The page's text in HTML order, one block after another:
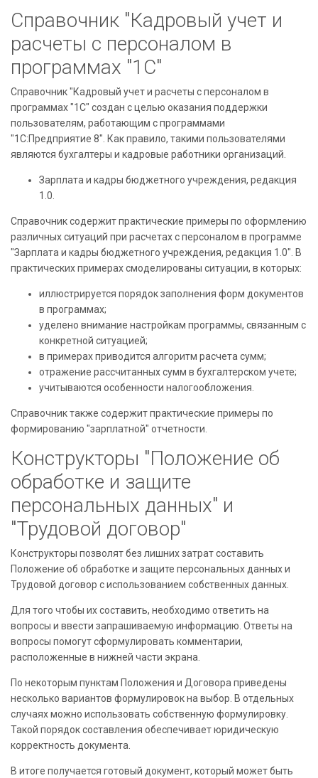
Справочник "Кадровый учет и
расчеты с персоналом в
программах "1С"
Справочник "Кадровый учет и расчеты с персоналом в
программах "1С" создан с целью оказания поддержки
пользователям, работающим с программами
"1С:Предприятие 8". Как правило, такими пользователями
являются бухгалтеры и кадровые работники организаций.
Зарплата и кадры бюджетного учреждения, редакция
1.0.
Справочник содержит практические примеры по оформлению
различных ситуаций при расчетах с персоналом в программе
"Зарплата и кадры бюджетного учреждения, редакция 1.0". В
практических примерах смоделированы ситуации, в которых:
иллюстрируется порядок заполнения форм документов
в программах;
уделено внимание настройкам программы, связанным с
конкретной ситуацией;
в примерах приводится алгоритм расчета сумм;
отражение рассчитанных сумм в бухгалтерском учете;
учитываются особенности налогообложения.
Справочник также содержит практические примеры по
формированию "зарплатной" отчетности.
Конструкторы "Положение об
обработке и защите
персональных данных" и
"Трудовой договор"
Конструкторы позволят без лишних затрат составить
Положение об обработке и защите персональных данных и
Трудовой договор с использованием собственных данных.
Для того чтобы их составить, необходимо ответить на
вопросы и ввести запрашиваемую информацию. Ответы на
вопросы помогут сформулировать комментарии,
расположенные в нижней части экрана.
По некоторым пунктам Положения и Договора приведены
несколько вариантов формулировок на выбор. В отдельных
случаях можно использовать собственную формулировку.
Такой порядок составления обеспечивает юридическую
корректность документа.
В итоге получается готовый документ, который может быть